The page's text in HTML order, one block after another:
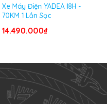
Xe Máy Điện YADEA I8H -
70KM 1 Lần Sạc
14.490.000₫